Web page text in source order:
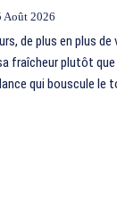
Août 2026
de plus en plus
fraîcheur plutôt
qui bouscule le